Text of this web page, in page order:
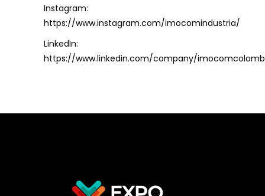
Instagram:
https://www.instagram.com/imocomindustria/
LinkedIn:
https://www.linkedin.com/company/